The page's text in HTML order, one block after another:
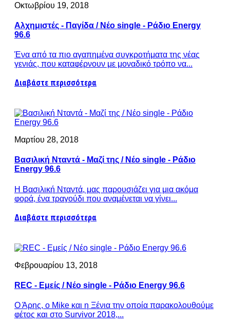
Οκτωβρίου 19, 2018
Αλχημιστές - Παγίδα / Νέο single - Ράδιο Energy
96.6
Ένα από τα πιο αγαπημένα συγκροτήματα της νέας
γενιάς, που καταφέρνουν με μοναδικό τρόπο να...
Διαβάστε περισσότερα
Μαρτίου 28, 2018
Βασιλική Νταντά - Μαζί της / Νέο single - Ράδιο
Energy 96.6
Η Βασιλική Νταντά, μας παρουσιάζει για μια ακόμα
φορά, ένα τραγούδι που αναμένεται να γίνει...
Διαβάστε περισσότερα
Φεβρουαρίου 13, 2018
REC - Εμείς / Νέο single - Ράδιο Energy 96.6
Ο Άρης, ο Mike και η Ξένια την οποία παρακολουθούμε
φέτος και στο Survivor 2018,...